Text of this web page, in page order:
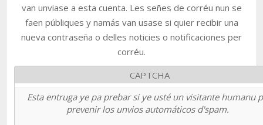
van unviase a esta cuenta. Les señes de corréu nun se
faen públiques y namás van usase si quier recibir una
nueva contraseña o delles noticies o notificaciones per
corréu.
CAPTCHA
Esta entruga ye pa prebar si ye usté un visitante humanu
prevenir los unvios automáticos d'spam.